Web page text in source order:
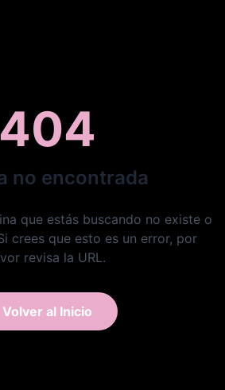
404
no encontrada
que estás buscando no existe o
crees que esto es un error, por
revisa la URL.
Volver al Inicio